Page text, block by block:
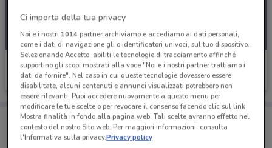
Mondoffice
Scade il 31/12
Porta DoveConviene sempre con te!
Puoi trovare le migliori offerte dei negozi vicino a te,
salvarle e creare la tua lista del risparmio, comodamente
Ci importa della tua privacy
Noi e i nostri 1014partner archiviamo e accediamo ai dati personali,
come i dati di navigazione gli o identificatori univoci, sul tuo dispositivo.
Selezionando Accetto, abiliti le tecnologie di tracciamento affinché
supportino gli scopi mostrati alla voce "Noi e i nostri partner trattiamo i
dati da fornire". Nel caso in cui queste tecnologie dovessero essere
disabilitate, alcuni contenuti e annunci visualizzati potrebbero non
essere rilevanti. Puoi accedere nuovamente a questo menu per
modificare le tue scelte o per revocare il consenso facendo clic sul link
Mostra finalità in fondo alla pagina web. Tali scelte avranno effetto nel
contesto del nostro Sito web. Per maggiori informazioni, consulta
l'Informativa sulla privacy.Privacy policy